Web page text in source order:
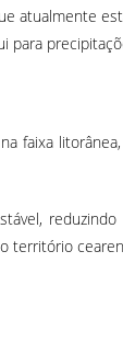
atualmente
para
faixa
território